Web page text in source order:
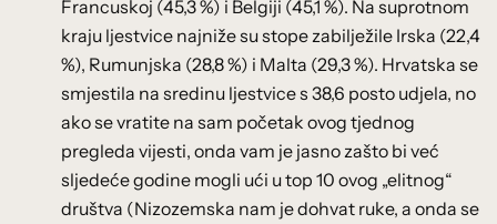
Francuskoj (45,3 %) i Belgiji (45,1 %). Na suprotnom
kraju ljestvice najniže su stope zabilježile Irska (22,4
%), Rumunjska (28,8 %) i Malta (29,3 %). Hrvatska se
smjestila na sredinu ljestvice s 38,6 posto udjela, no
ako se vratite na sam početak ovog tjednog
pregleda vijesti, onda vam je jasno zašto bi već
sljedeće godine mogli ući u top 10 ovog „elitnog“
društva (Nizozemska nam je dohvat ruke, a onda se